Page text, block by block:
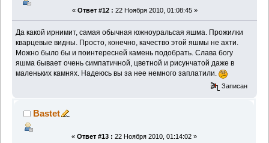
« Ответ #12 : 22 Ноября 2010, 01:08:45 »
Да какой ирнимит, самая обычная южноуральсая яшма. Прожилки
кварцевые видны. Просто, конечно, качество этой яшмы не ахти.
Можно было бы и поинтересней камень подобрать. Слава богу
яшма бывает очень симпатичной, цветной и рисунчатой даже в
маленьких камнях. Надеюсь вы за нее немного заплатили.
Записан
Bastet
« Ответ #13 : 22 Ноября 2010, 01:14:02 »